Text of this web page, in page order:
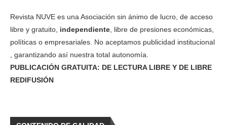
Revista NUVE es una Asociación sin ánimo de lucro, de acceso
libre y gratuito, independiente , libre de presiones económicas,
políticas o empresariales. No aceptamos publicidad institucional
, garantizando así nuestra total autonomía.
PUBLICACIÓN GRATUITA: DE LECTURA LIBRE Y DE LIBRE
REDIFUSIÓN